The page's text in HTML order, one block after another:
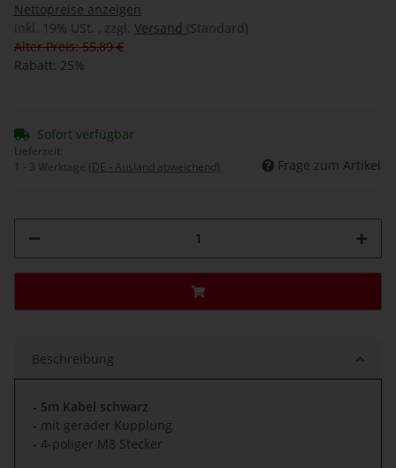
Nettopreise anzeigen
inkl. 19% USt. , zzgl. Versand (Standard)
Alter Preis: 55,89 €
Rabatt: 25%
Sofort verfügbar
Lieferzeit:
1 - 3 Werktage (DE - Ausland abweichend) Frage zum Artikel
Beschreibung
- 5m Kabel schwarz
- mit gerader Kupplung
- 4-poliger M8 Stecker